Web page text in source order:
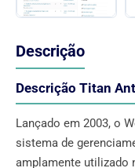
Descrição
Descrição Titan
Lançado em 2003, o
sistema de
amplamente utilizado